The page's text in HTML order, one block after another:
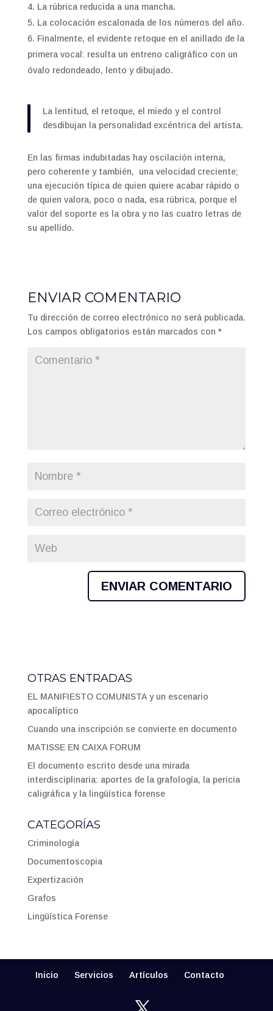
La rúbrica reducida a una mancha.
La colocación escalonada de los números del año.
Finalmente, el evidente retoque en el anillado de la
primera vocal: resulta un entreno caligráfico con un
óvalo redondeado, lento y dibujado.
La lentitud, el retoque, el miedo y el control
desdibujan la personalidad excéntrica del artista.
En las firmas indubitadas hay oscilación interna,
pero coherente y también, una velocidad creciente;
una ejecución típica de quien quiere acabar rápido o
de quien valora, poco o nada, esa rúbrica, porque el
valor del soporte es la obra y no las cuatro letras de
su apellido.
ENVIAR COMENTARIO
Tu dirección de correo electrónico no será publicada.
Los campos obligatorios están marcados con *
OTRAS ENTRADAS
EL MANIFIESTO COMUNISTA y un escenario
apocalíptico
Cuando una inscripción se convierte en documento
MATISSE EN CAIXA FORUM
El documento escrito desde una mirada
interdisciplinaria: aportes de la grafología, la pericia
caligráfica y la lingüística forense
CATEGORÍAS
Criminología
Documentoscopia
Expertización
Grafos
Lingüística Forense
Inicio Servicios Artículos Contacto